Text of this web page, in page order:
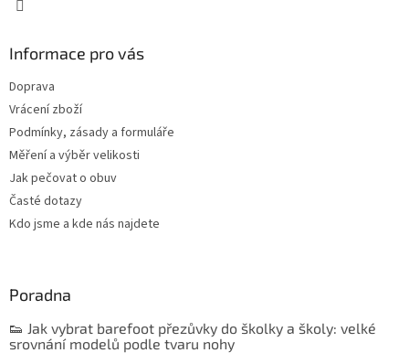
Informace pro vás
Doprava
Vrácení zboží
Podmínky, zásady a formuláře
Měření a výběr velikosti
Jak pečovat o obuv
Časté dotazy
Kdo jsme a kde nás najdete
Poradna
👟 Jak vybrat barefoot přezůvky do školky a školy: velké
srovnání modelů podle tvaru nohy